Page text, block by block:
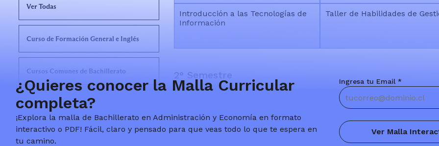
¿Quieres conocer la Malla Curricular
completa?
¡Explora la malla de Bachillerato en Administración y Economía en formato
interactivo o PDF! Fácil, claro y pensado para que veas todo lo que te espera en
tu camino.
Ingresa tu Email *
Ver Malla
Ver Todas
Curso de Formación General e Inglés
Cursos Comunes de Bachillerato
Cursos Ingeniería Comercial / Ingeniería
en Control de Gestión / Contador
Auditor - Contador Público
Introducción a las Tecnologías de
Información
Taller de Habilidades de
2° Semestre
Trayectoria Contador Auditor –
Contador Público